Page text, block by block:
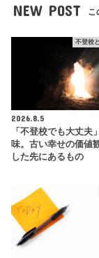
NEW POST こ
不登校
2026.8.5
「不登校でも大丈夫
味。古い幸せの価値
した先にあるもの